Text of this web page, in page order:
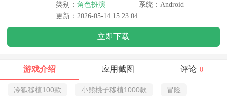
类别： 角色扮演
系统：Android
更新：2026-05-14 15:23:04
立即下载
游戏介绍 应用截图 评论 0
冷狐移植100款 小熊桃子移植1000款 冒险